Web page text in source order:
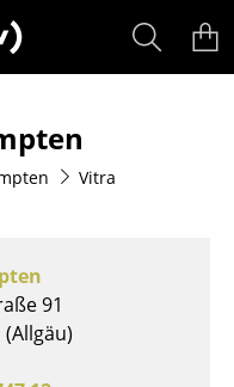
Vitra
91